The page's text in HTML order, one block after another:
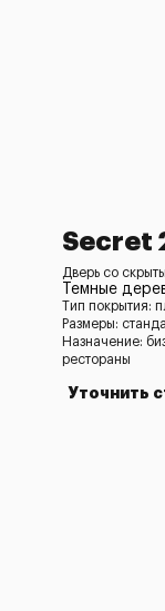
Secret
Дверь со
Темные
Тип покрытия:
Размеры:
Назначение:
рестораны
Уточнить